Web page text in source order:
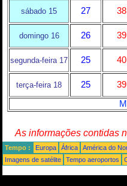
sábado 15 27 38
domingo 16 26 39
segunda-feira 17 25 40
terça-feira 18 25
39
As informações contidas
Tempo : Europa África América do
Imagens de satélite
Tempo aeroportos